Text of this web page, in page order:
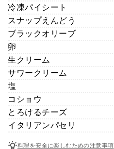
冷凍パイシート
スナップえんどう
ブラックオリーブ
卵
生クリーム
サワークリーム
塩
コショウ
とろけるチーズ
イタリアンパセリ
料理を安全に楽しむための注意事項